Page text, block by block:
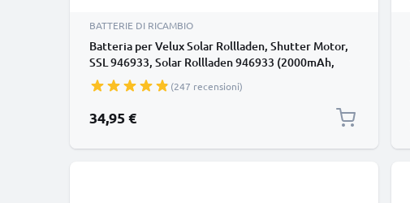
BATTERIE DI RICAMBIO
Batteria per Velux Solar Rollladen, Shutter Motor,
SSL 946933, Solar Rollladen 946933 (2000mAh,
10.8V) di CELLONIC(247 recensioni)
34,95 €